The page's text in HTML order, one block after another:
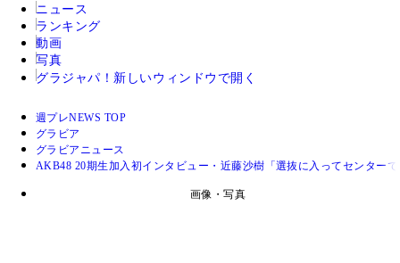
ニュース
ランキング
動画
写真
グラジャパ！ 新しいウィンドウで開く
週プレNEWS TOP
グラビア
グラビアニュース
AKB48 20期生加入初インタビュー・近藤沙樹「選抜に入ってセンター
画像・写真